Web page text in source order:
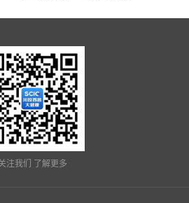
注我们 了解更多